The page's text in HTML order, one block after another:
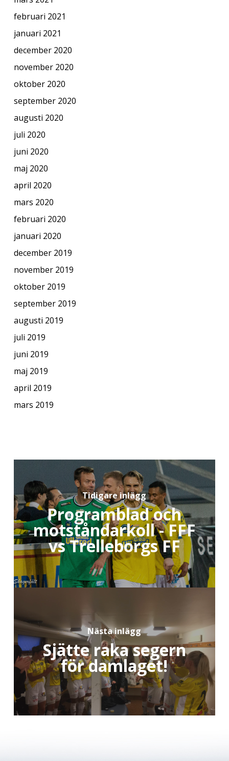
februari 2021
januari 2021
december 2020
november 2020
oktober 2020
september 2020
augusti 2020
juli 2020
juni 2020
maj 2020
april 2020
mars 2020
februari 2020
januari 2020
december 2019
november 2019
oktober 2019
september 2019
augusti 2019
juli 2019
juni 2019
maj 2019
april 2019
mars 2019
Tidigare inlägg
Programblad och
motståndarkoll - FFF
vs Trelleborgs FF
Nästa inlägg
Sjätte raka segern
för damlaget!